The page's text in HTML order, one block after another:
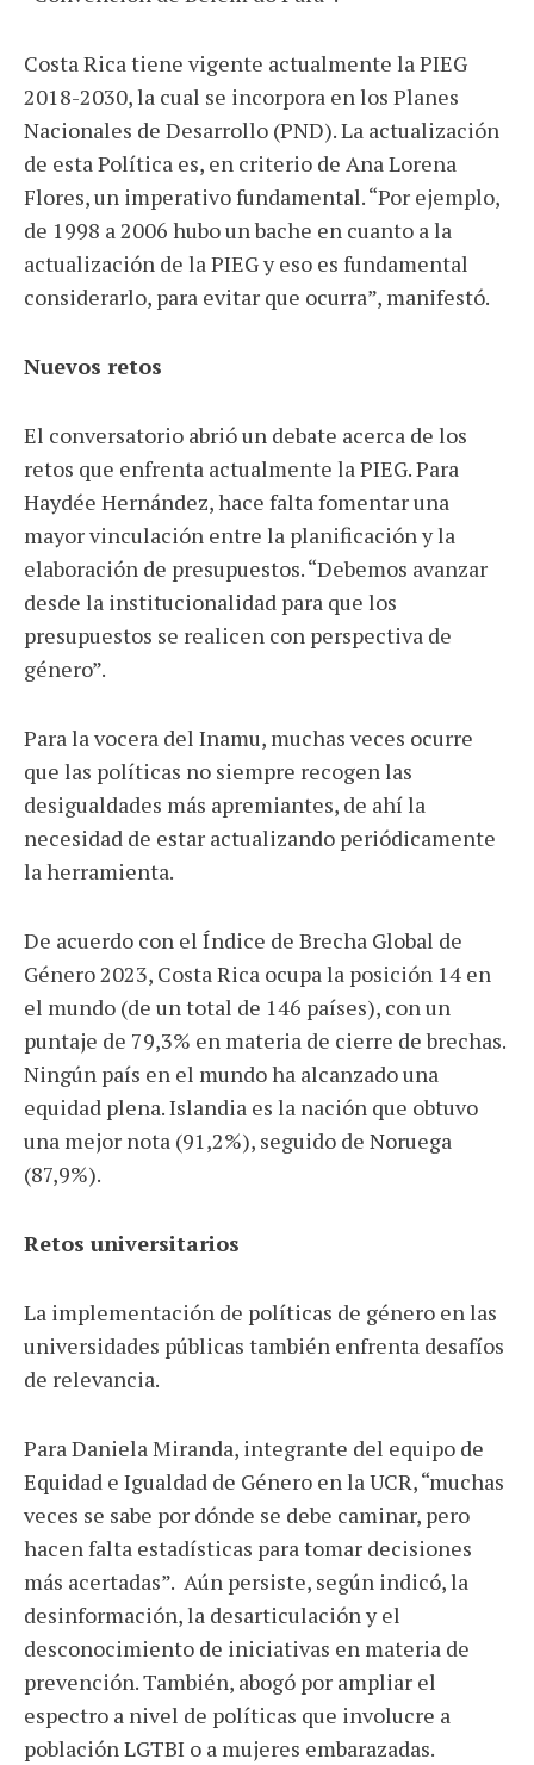
Costa Rica tiene vigente actualmente la PIEG
2018-2030, la cual se incorpora en los Planes
Nacionales de Desarrollo (PND). La actualización
de esta Política es, en criterio de Ana Lorena
Flores, un imperativo fundamental. “Por ejemplo,
de 1998 a 2006 hubo un bache en cuanto a la
actualización de la PIEG y eso es fundamental
considerarlo, para evitar que ocurra”, manifestó.
Nuevos retos
El conversatorio abrió un debate acerca de los
retos que enfrenta actualmente la PIEG. Para
Haydée Hernández, hace falta fomentar una
mayor vinculación entre la planificación y la
elaboración de presupuestos. “Debemos avanzar
desde la institucionalidad para que los
presupuestos se realicen con perspectiva de
género”.
Para la vocera del Inamu, muchas veces ocurre
que las políticas no siempre recogen las
desigualdades más apremiantes, de ahí la
necesidad de estar actualizando periódicamente
la herramienta.
De acuerdo con el Índice de Brecha Global de
Género 2023, Costa Rica ocupa la posición 14 en
el mundo (de un total de 146 países), con un
puntaje de 79,3% en materia de cierre de brechas.
Ningún país en el mundo ha alcanzado una
equidad plena. Islandia es la nación que obtuvo
una mejor nota (91,2%), seguido de Noruega
(87,9%).
Retos universitarios
La implementación de políticas de género en las
universidades públicas también enfrenta desafíos
de relevancia.
Para Daniela Miranda, integrante del equipo de
Equidad e Igualdad de Género en la UCR, “muchas
veces se sabe por dónde se debe caminar, pero
hacen falta estadísticas para tomar decisiones
más acertadas”. Aún persiste, según indicó, la
desinformación, la desarticulación y el
desconocimiento de iniciativas en materia de
prevención. También, abogó por ampliar el
espectro a nivel de políticas que involucre a
población LGTBI o a mujeres embarazadas.